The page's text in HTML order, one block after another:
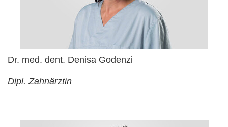
Dr. med. dent. Denisa Godenzi
Dipl. Zahnärztin